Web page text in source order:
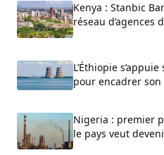
Kenya : Stanbic
réseau d’agences
L’Éthiopie
pour encadrer
Nigeria : premier
le pays veut